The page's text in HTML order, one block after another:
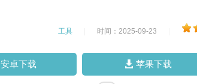
工具 时间：2025-09-23
安卓下载 苹果下载